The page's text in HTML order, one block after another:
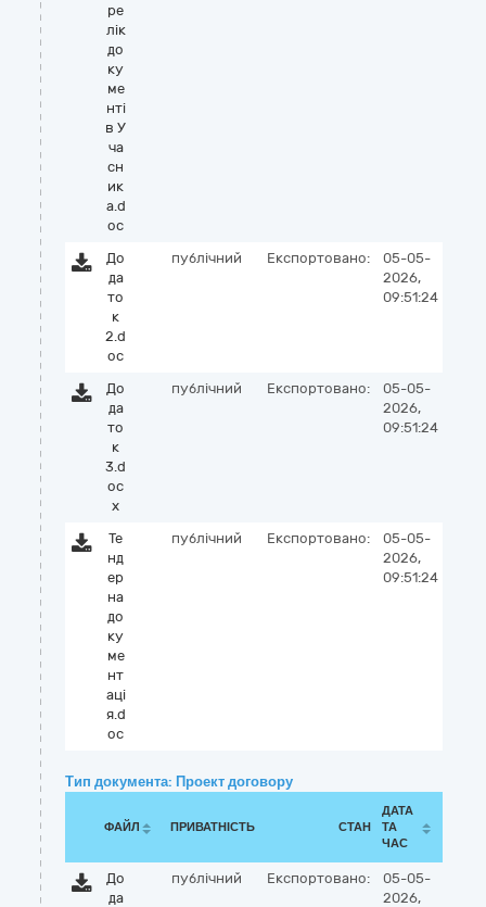
ре
лік
до
ку
ме
нті
в У
ча
сн
ик
а.d
oc
До
да
то
к
2.d
oc
публічний Експортовано:
05-05-
2026,
09:51:24
До
да
то
к
3.d
oc
x
публічний Експортовано:
05-05-
2026,
09:51:24
Те
нд
ер
на
до
ку
ме
нт
аці
я.d
oc
публічний Експортовано:
05-05-
2026,
09:51:24
Тип документа: Проект договору
ФАЙЛ ПРИВАТНІСТЬ СТАН
ДАТА
ТА
ЧАС
До
да
публічний Експортовано:
05-05-
2026,